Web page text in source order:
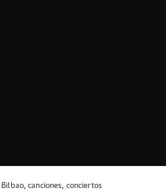
Bilbao,canciones, conciertos